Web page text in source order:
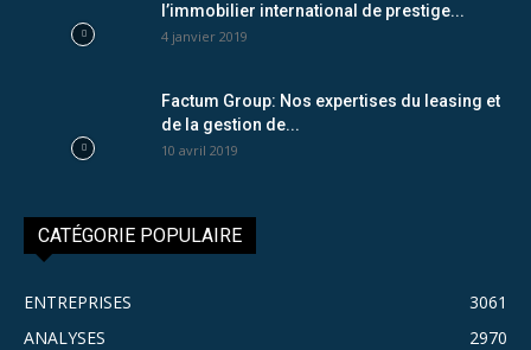
l’immobilier international de prestige...
4 janvier 2019
Factum Group: Nos expertises du leasing et
de la gestion de...
10 avril 2019
CATÉGORIE POPULAIRE
ENTREPRISES
3061
ANALYSES
2970